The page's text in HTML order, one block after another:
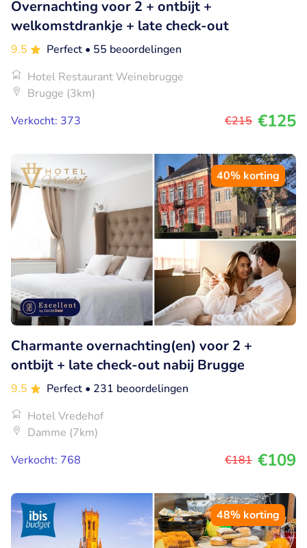
Overnachting voor 2 + ontbijt +
welkomstdrankje + late check-out
9.5 Perfect • 55 beoordelingen
Hotel Restaurant Weinebrugge
Brugge (3km)
Verkocht: 373
€215 €125
40% korting
Charmante overnachting(en) voor 2 +
ontbijt + late check-out nabij Brugge
9.5 Perfect • 231 beoordelingen
Hotel Vredehof
Damme (7km)
Verkocht: 768
€181 €109
48% korting